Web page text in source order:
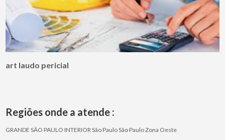
art laudo pericial
Regiões onde a atende :
GRANDE SÃO PAULO INTERIORSão PauloSão PauloZona Oeste